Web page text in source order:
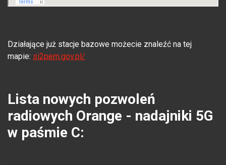
Działające już stacje bazowe możecie znaleźć na tej
mapie: si2pem.gov.pl/
Lista nowych pozwoleń
radiowych Orange - nadajniki 5G
w paśmie C: